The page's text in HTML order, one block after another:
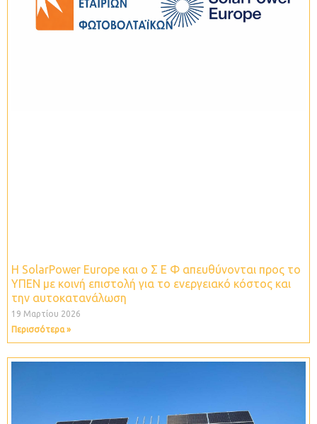
Η SolarPower Europe και ο Σ Ε Φ απευθύνονται προς το
ΥΠΕΝ με κοινή επιστολή για το ενεργειακό κόστος και
την αυτοκατανάλωση
19 Μαρτίου 2026
Περισσότερα »